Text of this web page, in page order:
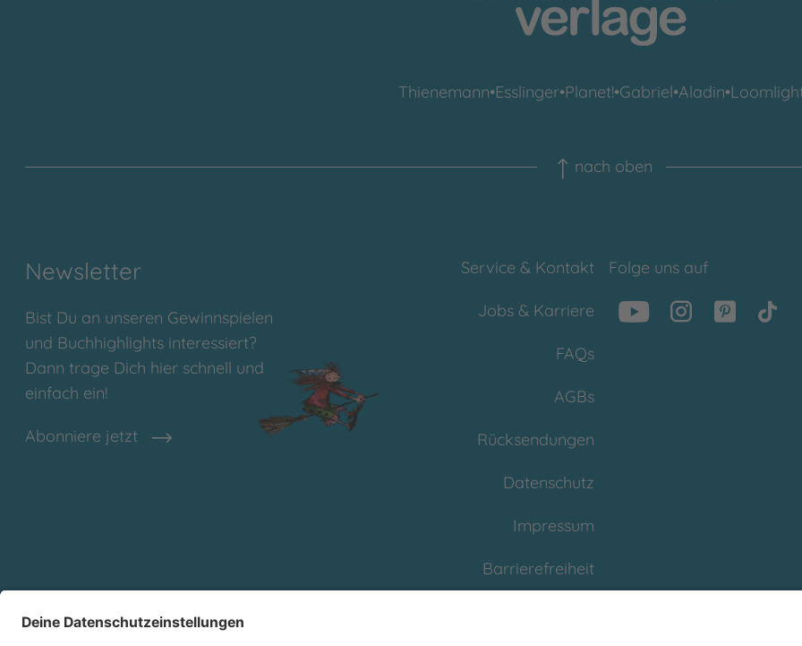
Thienemann•Esslinger•Planet!•Gabriel•Aladin•
nach oben
Newsletter
Bist Du an unseren Gewinnspielen
und Buchhighlights interessiert?
Dann trage Dich hier schnell und
einfach ein!
Abonniere jetzt
Service & Kontakt
Jobs & Karriere
FAQs
AGBs
Rücksendungen
Datenschutz
Impressum
Barrierefreiheit
Folge uns auf